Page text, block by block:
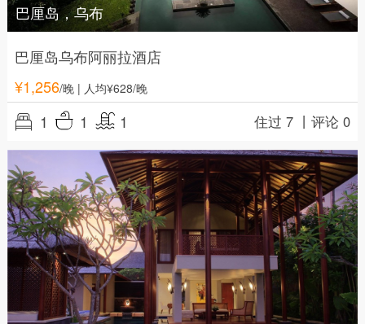
巴厘岛，乌布
巴厘岛乌布阿丽拉酒店
¥1,256/晚| 人均¥628/晚
1 1 1 住过 7 丨评论 0